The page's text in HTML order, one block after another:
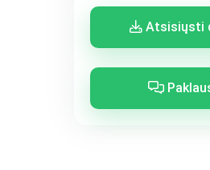
Atsisiųsti